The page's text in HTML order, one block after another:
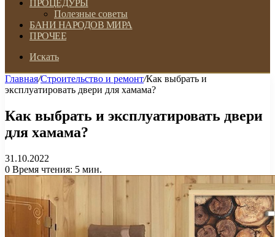
ПРОЦЕДУРЫ
Полезные советы
БАНИ НАРОДОВ МИРА
ПРОЧЕЕ
Искать
Главная/Строительство и ремонт/Как выбрать и
эксплуатировать двери для хамама?
Как выбрать и эксплуатировать двери
для хамама?
31.10.2022
0 Время чтения: 5 мин.